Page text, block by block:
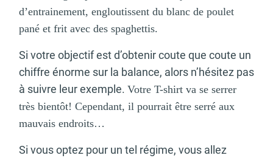
d’entrainement, engloutissent du blanc de poulet
pané et frit avec des spaghettis.
Si votre objectif est d’obtenir coute que coute un
chiffre énorme sur la balance, alors n’hésitez pas
à suivre leur exemple. Votre T-shirt va se serrer
très bientôt! Cependant, il pourrait être serré aux
mauvais endroits…
Si vous optez pour un tel régime, vous allez